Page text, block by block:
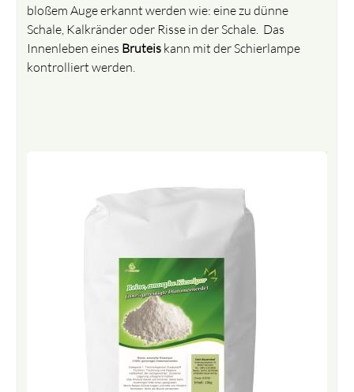
bloßem Auge erkannt werden wie: eine zu dünne
Schale, Kalkränder oder Risse in der Schale. Das
Innenleben eines Bruteis kann mit der Schierlampe
kontrolliert werden.